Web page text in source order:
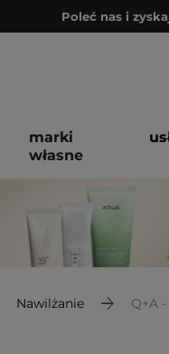
Poleć nas i
Bezpłatne
Poleć nas i
marki
własne
Nawilżanie Q+A